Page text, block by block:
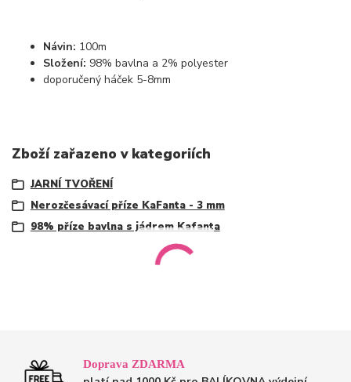
Návin: 100m
Složení: 98% bavlna a 2% polyester
doporučený háček 5-8mm
Zboží zařazeno v kategoriích
JARNÍ TVOŘENÍ
Nerozčesávací příze KaFanta - 3 mm
98% příze bavlna s jádrem Kafanta
Doprava ZDARMA